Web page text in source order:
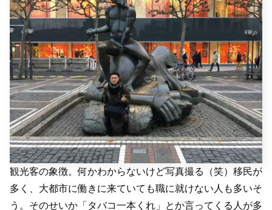
観光客の象徴。何かわからないけど写真撮る（笑）移民が
多く、大都市に働きに来ていても職に就けない人も多いそ
う。そのせいか「タバコ一本くれ」とか言ってくる人が多